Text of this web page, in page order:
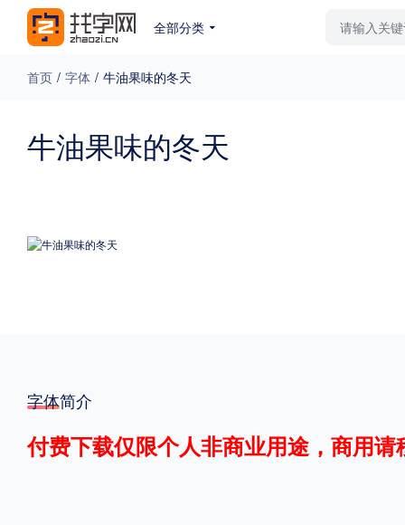
全部分类
免费下载 收费下载 更多
格式
首页 / 字体 / 牛油果味的冬天
牛油果味的冬天
字体简介
付费下载仅限个人非商业用途，商用